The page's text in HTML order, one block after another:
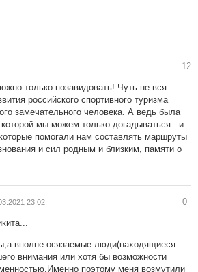
12
только позавидовать! Чуть не вся
российского спортивного туризма
замечательного человека. А ведь была
мы можем только догадываться...и
помогали нам составлять маршруты
и сил родным и близким, памяти о
23:02 0
вполне осязаемые люди(находящиеся
внимания или хотя бы возможности
поэтому меня возмутили